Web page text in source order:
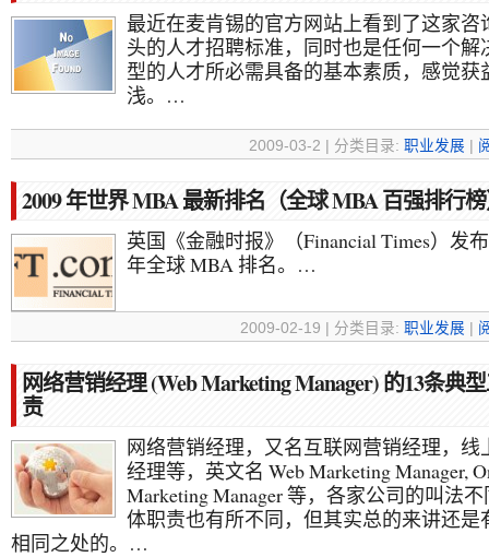
最近在麦肯锡的官方网站上看到了这家咨
头的人才招聘标准，同时也是任何一个解
型的人才所必需具备的基本素质，感觉获
浅。…
2009-03-2 | 分类目录: 职业发展
2009 年世界 MBA 最新排名（全球 MBA 百强排行
英国《金融时报》（Financial Times）发
年全球 MBA 排名。…
2009-02-19 | 分类目录: 职业发展
网络营销经理 (Web Marketing Manager) 的13条典
责
网络营销经理，又名互联网营销经理，线
经理等，英文名 Web Marketing Manager,
Marketing Manager 等，各家公司的叫法
体职责也有所不同，但其实总的来讲还是
相同之处的。…